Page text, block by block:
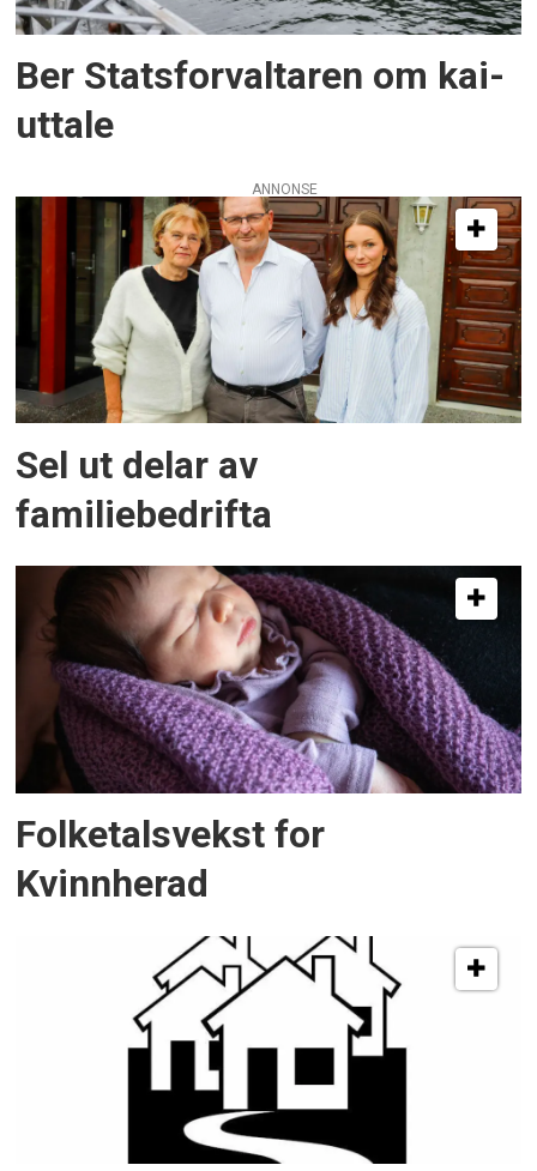
Ber Statsforvaltaren om kai-
uttale
ANNONSE
Sel ut delar av
familiebedrifta
Folketalsvekst for
Kvinnherad